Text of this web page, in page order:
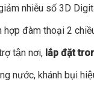
nhiễu số 3D
hợp đàm thoại 2
tận nơi,lắp đặt
nước, khánh bụi